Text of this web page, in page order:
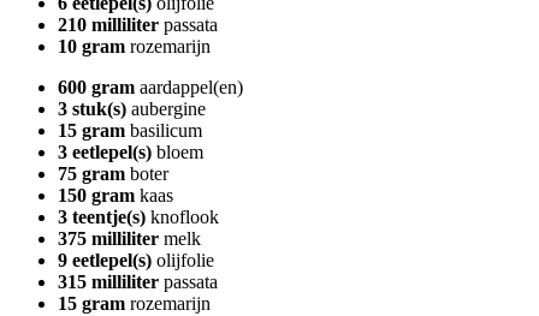
210 milliliter passata
10 gram rozemarijn
600 gram aardappel(en)
3 stuk(s) aubergine
15 gram basilicum
3 eetlepel(s) bloem
75 gram boter
150 gram kaas
3 teentje(s) knoflook
375 milliliter melk
9 eetlepel(s) olijfolie
315 milliliter passata
15 gram rozemarijn